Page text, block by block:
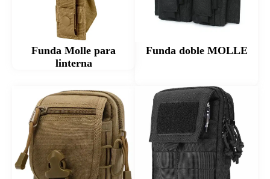
Funda Molle para
linterna
Funda doble MOLLE